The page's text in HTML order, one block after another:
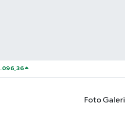
Foto Galeri